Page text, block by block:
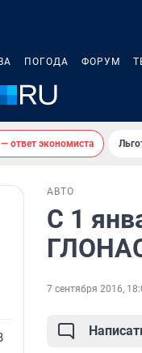
ПОГОДА ФОРУМ
ответ экономиста
АВТО
С 1
7 сентября 2016,